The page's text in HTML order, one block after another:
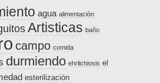
agua alimentación
Artisticas baño
campo comida
durmiendo ehrlichiosis el
esterilización